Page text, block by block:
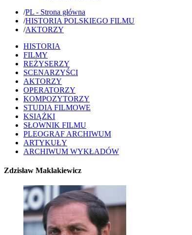
/PL - Strona główna
/HISTORIA POLSKIEGO FILMU
/AKTORZY
HISTORIA
FILMY
REŻYSERZY
SCENARZYŚCI
AKTORZY
OPERATORZY
KOMPOZYTORZY
STUDIA FILMOWE
KSIĄŻKI
SŁOWNIK FILMU
PLEOGRAF ARCHIWUM
ARTYKUŁY
ARCHIWUM WYKŁADÓW
Zdzisław Maklakiewicz